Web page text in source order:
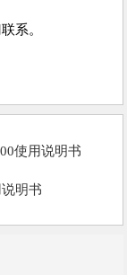
系。
使用说明书
明书